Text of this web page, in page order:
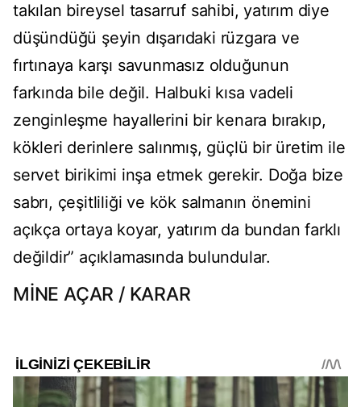
takılan bireysel tasarruf sahibi, yatırım diye
düşündüğü şeyin dışarıdaki rüzgara ve
fırtınaya karşı savunmasız olduğunun
farkında bile değil. Halbuki kısa vadeli
zenginleşme hayallerini bir kenara bırakıp,
kökleri derinlere salınmış, güçlü bir üretim ile
servet birikimi inşa etmek gerekir. Doğa bize
sabrı, çeşitliliği ve kök salmanın önemini
açıkça ortaya koyar, yatırım da bundan farklı
değildir” açıklamasında bulundular.
MİNE AÇAR / KARAR